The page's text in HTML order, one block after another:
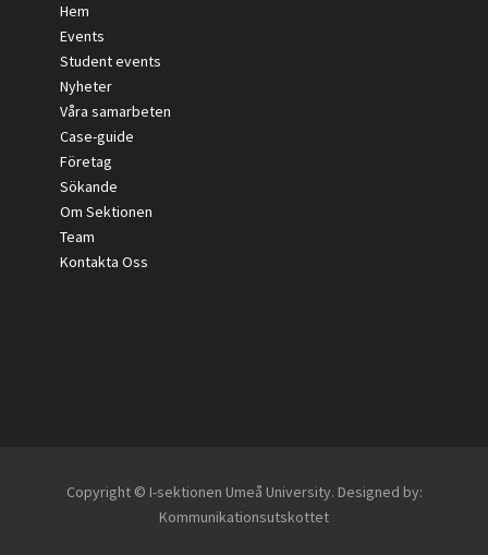
Hem
Events
Student events
Nyheter
Våra samarbeten
Case-guide
Företag
Sökande
Om Sektionen
Team
Kontakta Oss
Copyright © I-sektionen Umeå University. Designed by:
Kommunikationsutskottet